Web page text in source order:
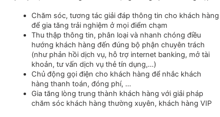
Chăm sóc, tương tác giải đáp thông tin cho khách hàng
để gia tăng trải nghiệm ở mọi điểm chạm
Thu thập thông tin, phân loại và nhanh chóng điều
hướng khách hàng đến đúng bộ phận chuyên trách
(như phản hồi dịch vụ, hỗ trợ internet banking, mở tài
khoản, tư vấn dịch vụ thẻ tín dụng,…)
Chủ động gọi điện cho khách hàng để nhắc khách
hàng thanh toán, đóng phí, …
Gia tăng lòng trung thành khách hàng với giải pháp
chăm sóc khách hàng thường xuyên, khách hàng VIP